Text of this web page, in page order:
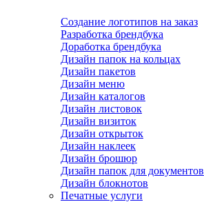
Создание логотипов на заказ
Разработка брендбука
Доработка брендбука
Дизайн папок на кольцах
Дизайн пакетов
Дизайн меню
Дизайн каталогов
Дизайн листовок
Дизайн визиток
Дизайн открыток
Дизайн наклеек
Дизайн брошюр
Дизайн папок для документов
Дизайн блокнотов
Печатные услуги